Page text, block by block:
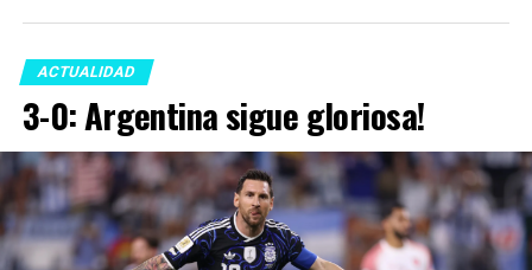
ACTUALIDAD
3-0: Argentina sigue gloriosa!